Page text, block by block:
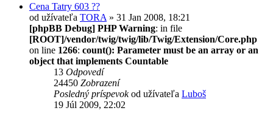
Cena Tatry 603 ??
od užívateľa TORA » 31 Jan 2008, 18:21
[phpBB Debug] PHP Warning: in file
[ROOT]/vendor/twig/twig/lib/Twig/Extension/Core.php
on line 1266: count(): Parameter must be an array or an
object that implements Countable
13 Odpovedí
24450 Zobrazení
Posledný príspevokod užívateľa Luboš
19 Júl 2009, 22:02